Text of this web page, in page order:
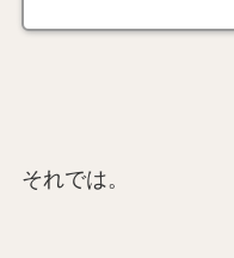
それでは。